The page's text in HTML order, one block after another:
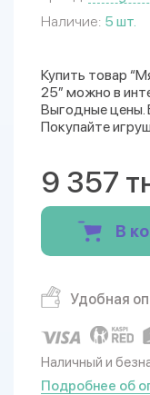
Наличие: 5 шт.
Купить товар
25” можно в
Выгодные цены.
Покупайте
9 357
В
Удобная
Наличный и
Подробнее об